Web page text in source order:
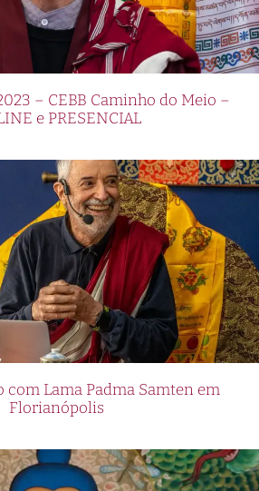
– CEBB Caminho do Meio –
e PRESENCIAL
com Lama Padma Samten em
Florianópolis